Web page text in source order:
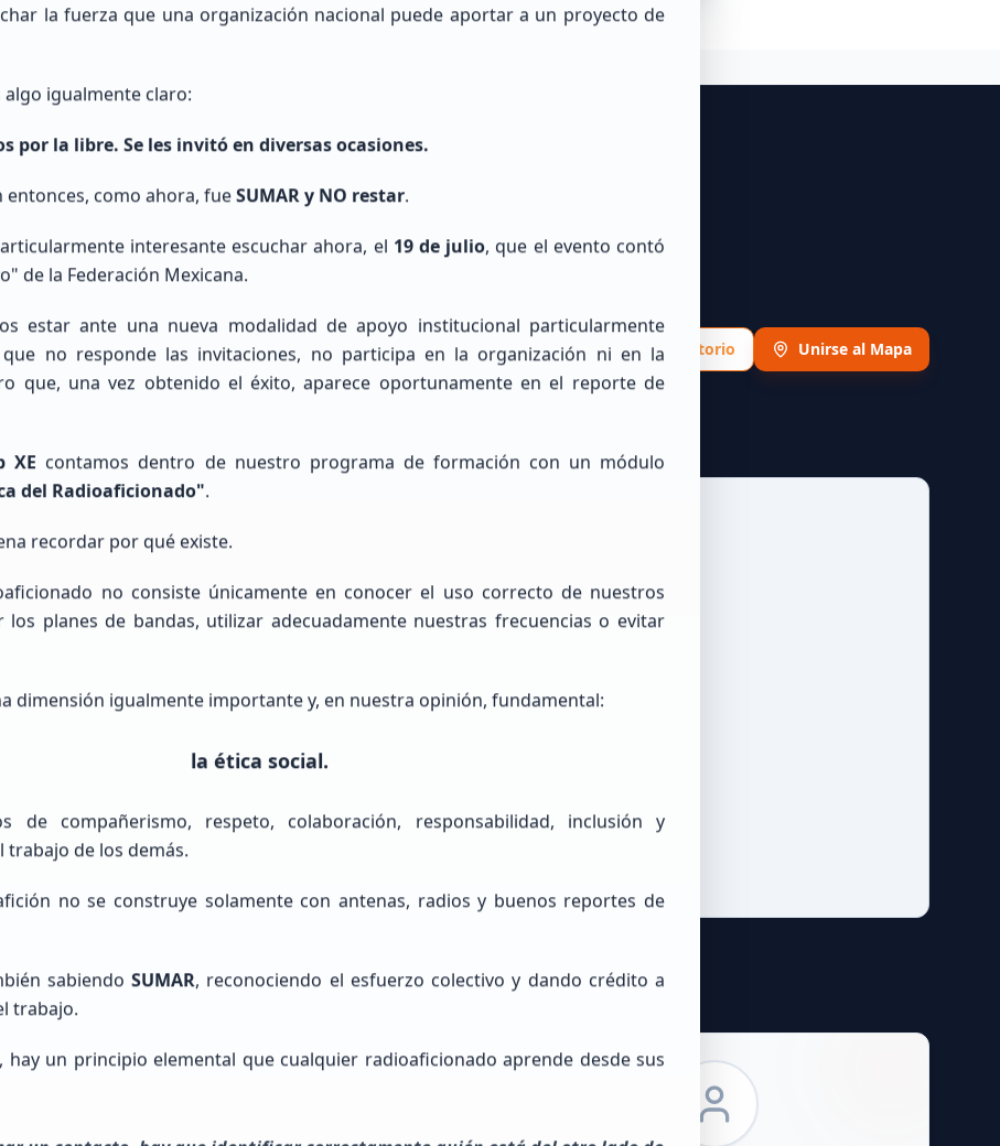
red de radioaficionados a
ubicación precisa Ver Directorio Unirse al Mapa
la fuerza que una organización nacional puede aportar a un proyecto de
igualmente claro:
por la libre. Se les invitó en diversas ocasiones.
como ahora, fueSUMAR y NO restar.
interesante escuchar ahora, el 19 de julio, que el evento contó
de la Federación Mexicana.
estar ante una nueva modalidad de apoyo institucional particularmente
que no responde las invitaciones, no participa en la organización ni en la
que, una vez obtenido el éxito, aparece oportunamente en el reporte de
XE contamos dentro de nuestro programa de formación con un módulo
del Radioaficionado".
recordar por qué existe.
no consiste únicamente en conocer el uso correcto de nuestros
los planes de bandas, utilizar adecuadamente nuestras frecuencias o evitar
dimensión igualmente importante y, en nuestra opinión, fundamental:
la ética social.
de compañerismo, respeto, colaboración, responsabilidad, inclusión y
de los demás.
no se construye solamente con antenas, radios y buenos reportes de
sabiendo SUMAR, reconociendo el esfuerzo colectivo y dando crédito a
trabajo.
hay un principio elemental que cualquier radioaficionado aprende desde sus